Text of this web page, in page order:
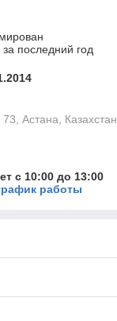
последний год
Астана, Казахстан
с 10:00 до 13:00
работы